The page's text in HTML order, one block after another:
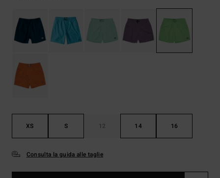
XS S 12 14 16
Consulta la guida alle taglie